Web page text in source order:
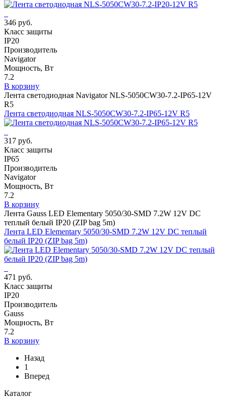
346 руб.
Класс защиты
IP20
Производитель
Navigator
Мощность, Вт
7.2
В корзину
Лента светодиодная Navigator NLS-5050СW30-7.2-IP65-12V
R5
Лента светодиодная NLS-5050СW30-7.2-IP65-12V R5
317 руб.
Класс защиты
IP65
Производитель
Navigator
Мощность, Вт
7.2
В корзину
Лента Gauss LED Elementary 5050/30-SMD 7.2W 12V DC
теплый белый IP20 (ZIP bag 5m)
Лента LED Elementary 5050/30-SMD 7.2W 12V DC теплый
белый IP20 (ZIP bag 5m)
471 руб.
Класс защиты
IP20
Производитель
Gauss
Мощность, Вт
7.2
В корзину
Назад
1
Вперед
Каталог